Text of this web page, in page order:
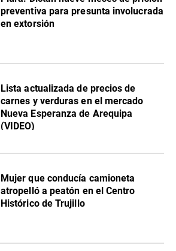
preventiva para presunta involucrada
en extorsión
Lista actualizada de precios de
carnes y verduras en el mercado
Nueva Esperanza de Arequipa
(VIDEO)
Mujer que conducía camioneta
atropelló a peatón en el Centro
Histórico de Trujillo